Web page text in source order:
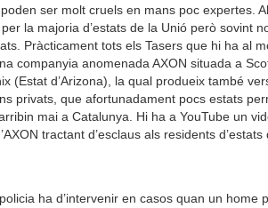
ser molt cruels en mans poc expertes.
la majoria d’estats de la Unió però sovint
Pràcticament tots els Tasers que hi ha al
companyia anomenada AXON situada a
(Estat d’Arizona), la qual produeix també
privats, que afortunadament pocs estats
mai a Catalunya. Hi ha a YouTube un
tractant d’esclaus als residents
ha d’intervenir en casos quan un home